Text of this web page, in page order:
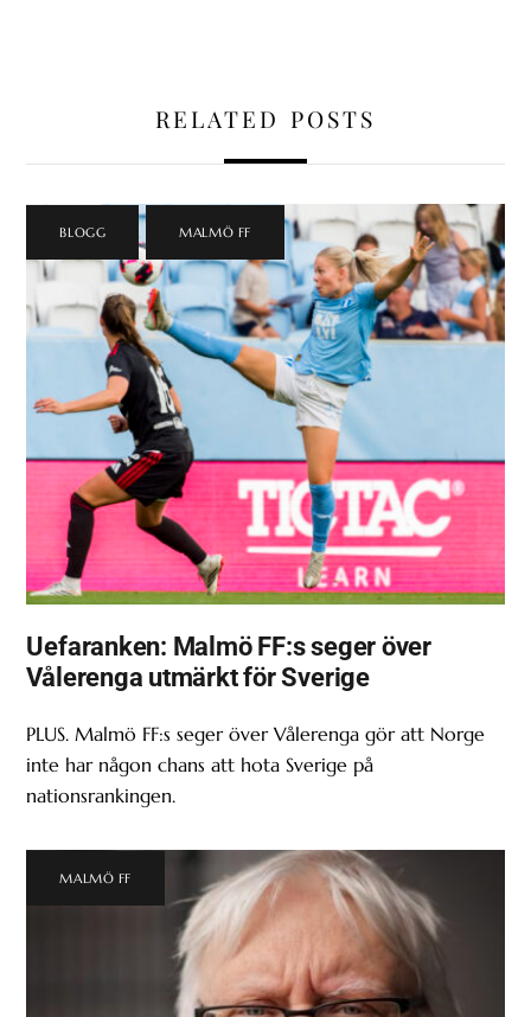
RELATED POSTS
BLOGG MALMÖ FF
Uefaranken: Malmö FF:s seger över
Vålerenga utmärkt för Sverige
PLUS. Malmö FF:s seger över Vålerenga gör att Norge
inte har någon chans att hota Sverige på
nationsrankingen.
MALMÖ FF